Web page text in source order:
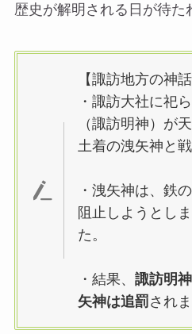
歴史が解明される日が待た
【諏訪地方の神話
・諏訪大社に祀
（諏訪明神）が
土着の洩矢神と戦
・洩矢神は、鉄
阻止しようとし
た。
・結果、諏訪明
矢神は追罰され